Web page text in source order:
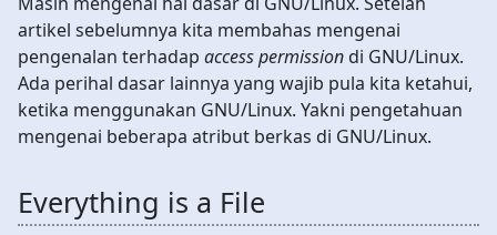
artikel sebelumnya kita membahas mengenai
pengenalan terhadap access permissiondi GNU/Linux.
Ada perihal dasar lainnya yang wajib pula kita ketahui,
ketika menggunakan GNU/Linux. Yakni pengetahuan
mengenai beberapa atribut berkas di GNU/Linux.
Everything is a File